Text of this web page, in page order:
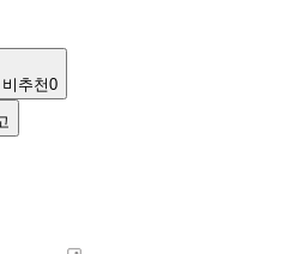
비추천0